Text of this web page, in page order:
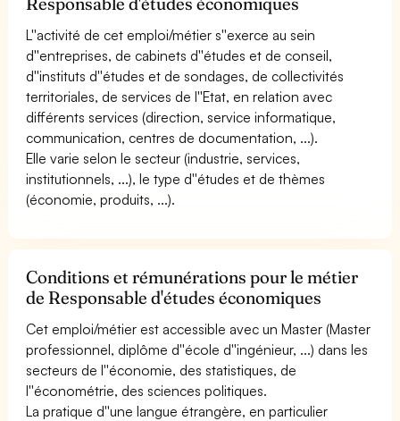
L''activité de cet emploi/métier s''exerce au sein
d''entreprises, de cabinets d''études et de conseil,
d''instituts d''études et de sondages, de collectivités
territoriales, de services de l''Etat, en relation avec
différents services (direction, service informatique,
communication, centres de documentation, ...).
Elle varie selon le secteur (industrie, services,
institutionnels, ...), le type d''études et de thèmes
(économie, produits, ...).
Conditions et rémunérations pour le métier
de Responsable d'études économiques
Cet emploi/métier est accessible avec un Master (Master
professionnel, diplôme d''école d''ingénieur, ...) dans les
secteurs de l''économie, des statistiques, de
l''économétrie, des sciences politiques.
La pratique d''une langue étrangère, en particulier